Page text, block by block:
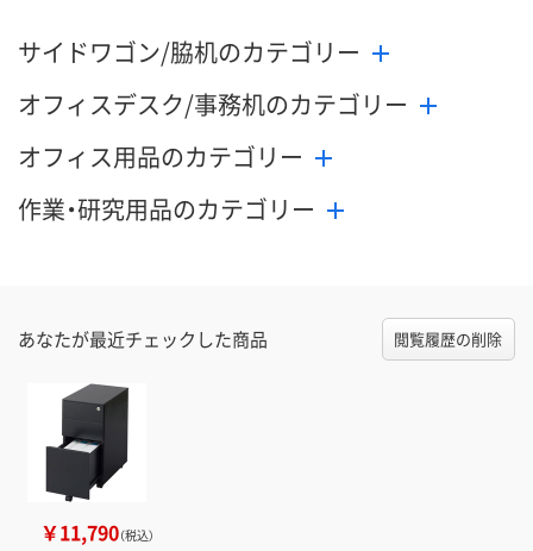
サイドワゴン/脇机のカテゴリー
オフィスデスク/事務机のカテゴリー
オフィス用品のカテゴリー
作業・研究用品のカテゴリー
あなたが最近チェックした商品 閲覧履歴の削除
￥11,790（税込）